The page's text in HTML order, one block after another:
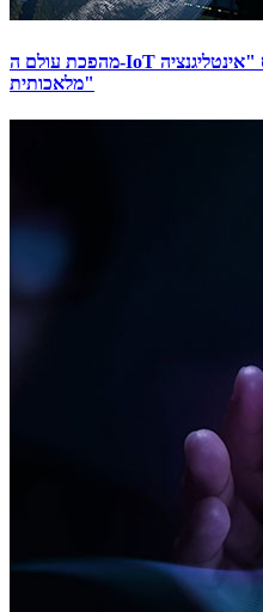
מהפכת עולם ה-IoT שהופך לעולם חכם מבוסס "אינטליגנציה
מלאכותית"